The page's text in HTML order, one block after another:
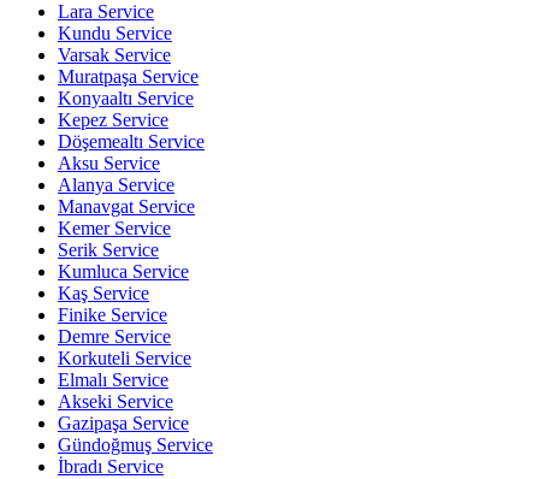
Lara Service
Kundu Service
Varsak Service
Muratpaşa Service
Konyaaltı Service
Kepez Service
Döşemealtı Service
Aksu Service
Alanya Service
Manavgat Service
Kemer Service
Serik Service
Kumluca Service
Kaş Service
Finike Service
Demre Service
Korkuteli Service
Elmalı Service
Akseki Service
Gazipaşa Service
Gündoğmuş Service
İbradı Service